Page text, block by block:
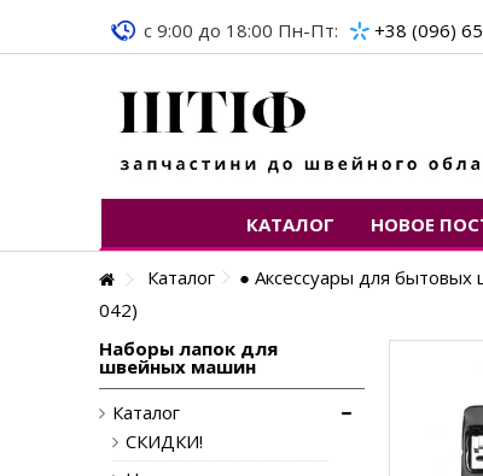
c 9:00 до 18:00 Пн-Пт: +38 (096)
КАТАЛОГ НОВОЕ
Каталог ● Аксессуары для
042)
Наборы лапок для
швейных машин
Каталог
СКИДКИ!